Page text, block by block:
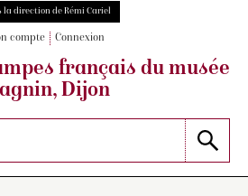
la direction de Rémi Cariel
compte Connexion
français du musée
Dijon